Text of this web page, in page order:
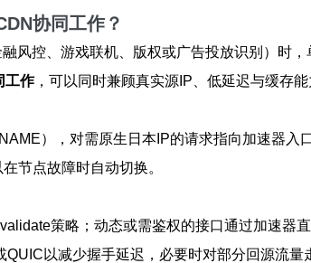
协同工作？
控、游戏联机、版权或广告投放识别）时，
工作，可以同时兼顾真实源IP、低延迟与缓存能
），对需原生日本IP的请求指向加速器
节点故障时自动切换。
策略；动态或需鉴权的接口通过加速器
以减少握手延迟，必要时对部分回源流量